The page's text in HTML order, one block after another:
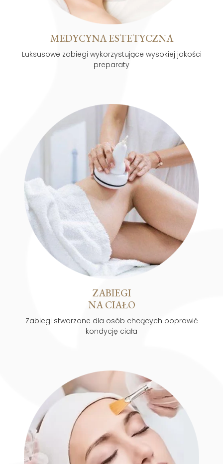
MEDYCYNA ESTETYCZNA
Luksusowe zabiegi wykorzystujące wysokiej jakości
preparaty
ZABIEGI
NA CIAŁO
Zabiegi stworzone dla osób chcących poprawić
kondycję ciała